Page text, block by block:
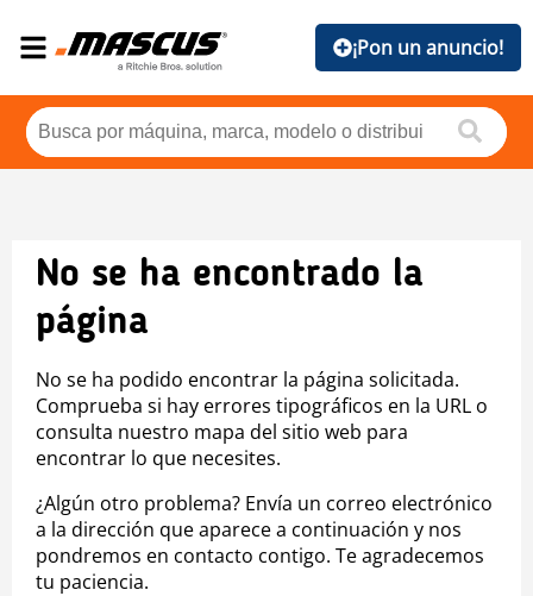
¡Pon un anuncio!
No se ha encontrado la
página
No se ha podido encontrar la página solicitada.
Comprueba si hay errores tipográficos en la URL o
consulta nuestro mapa del sitio web para
encontrar lo que necesites.
¿Algún otro problema? Envía un correo electrónico
a la dirección que aparece a continuación y nos
pondremos en contacto contigo. Te agradecemos
tu paciencia.